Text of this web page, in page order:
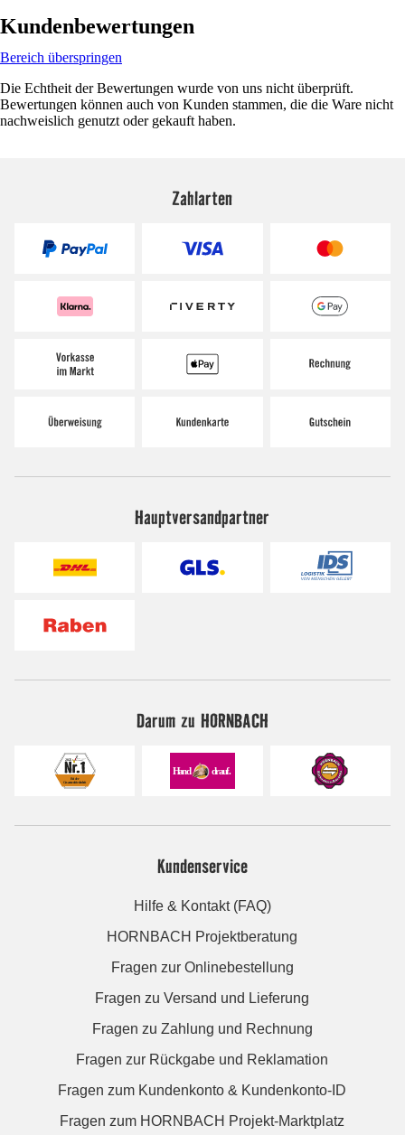
Kundenbewertungen
Bereich überspringen
Die Echtheit der Bewertungen wurde von uns nicht überprüft.
Bewertungen können auch von Kunden stammen, die die Ware nicht
nachweislich genutzt oder gekauft haben.
Zahlarten
Hauptversandpartner
Darum zu HORNBACH
Kundenservice
Hilfe & Kontakt (FAQ)
HORNBACH Projektberatung
Fragen zur Onlinebestellung
Fragen zu Versand und Lieferung
Fragen zu Zahlung und Rechnung
Fragen zur Rückgabe und Reklamation
Fragen zum Kundenkonto & Kundenkonto-ID
Fragen zum HORNBACH Projekt-Marktplatz